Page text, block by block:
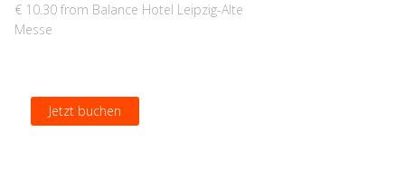
€ 10.30 from Balance Hotel Leipzig-Alte
Messe
Jetzt buchen